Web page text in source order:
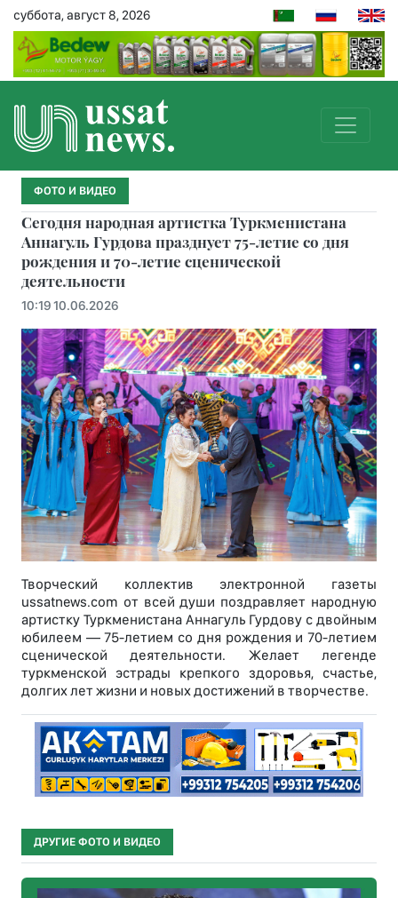
суббота, август 8, 2026
ФОТО И ВИДЕО
Сегодня народная артистка Туркменистана
Аннагуль Гурдова празднует 75-летие со дня
рождения и 70-летие сценической
деятельности
10:19 10.06.2026
Творческий коллектив электронной газеты
ussatnews.com от всей души поздравляет народную
артистку Туркменистана Аннагуль Гурдову с двойным
юбилеем — 75-летием со дня рождения и 70-летием
сценической деятельности. Желает легенде
туркменской эстрады крепкого здоровья, счастье,
долгих лет жизни и новых достижений в творчестве.
ДРУГИЕ ФОТО И ВИДЕО